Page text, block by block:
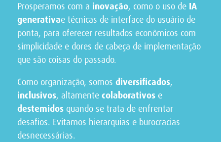
Prosperamos com a inovação, como o uso de IA
generativae técnicas de interface do usuário de
ponta, para oferecer resultados econômicos com
simplicidade e dores de cabeça de implementação
que são coisas do passado.
Como organização, somos diversificados,
inclusivos, altamente colaborativos e
destemidos quando se trata de enfrentar
desafios. Evitamos hierarquias e burocracias
desnecessárias.